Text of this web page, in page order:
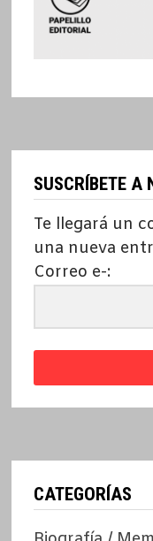
SUSCRÍBETE A
Te llegará un
una nueva
Correo e-:
CATEGORÍAS